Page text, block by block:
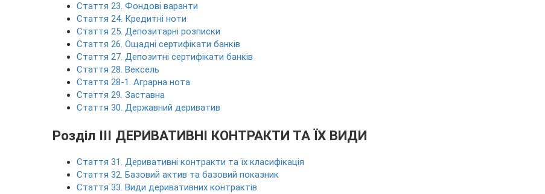
Стаття 23. Фондові варанти
Стаття 24. Кредитні ноти
Стаття 25. Депозитарні розписки
Стаття 26. Ощадні сертифікати банків
Стаття 27. Депозитні сертифікати банків
Стаття 28. Вексель
Стаття 28-1. Аграрна нота
Стаття 29. Заставна
Стаття 30. Державний дериватив
Розділ III ДЕРИВАТИВНІ КОНТРАКТИ ТА ЇХ ВИДИ
Стаття 31. Деривативні контракти та їх класифікація
Стаття 32. Базовий актив та базовий показник
Стаття 33. Види деривативних контрактів